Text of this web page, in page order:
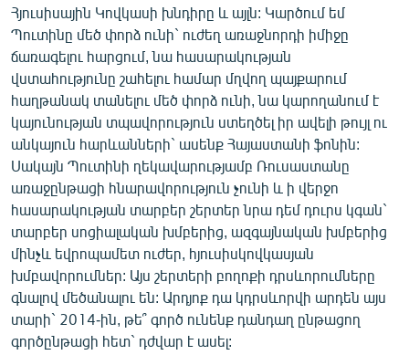
Հյուսիսային Կովկասի խնդիրը և այլն: Կարծում եմ
Պուտինը մեծ փորձ ունի` ուժեղ առաջնորդի իմիջը
ճառագելու հարցում, նա հասարակության
վստահությունը շահելու համար մղվող պայքարում
հաղթանակ տանելու մեծ փորձ ունի, նա կարողանում է
կայունության տպավորություն ստեղծել իր ավելի թույլ ու
անկայուն հարևանների` ասենք Հայաստանի ֆոնին:
Սակայն Պուտինի ղեկավարությամբ Ռուսաստանը
առաջընթացի հնարավորություն չունի և ի վերջո
հասարակության տարբեր շերտեր նրա դեմ դուրս կգան`
տարբեր սոցիալական խմբերից, ազգայնական խմբերից
մինչև եվրոպամետ ուժեր, հյուսիսկովկասյան
խմբավորումներ: Այս շերտերի բողոքի դրսևորումները
գնալով մեծանալու են: Արդյոք դա կդրսևորվի արդեն այս
տարի` 2014-ին, թե՞ գործ ունենք դանդաղ ընթացող
գործընթացի հետ` դժվար է ասել: